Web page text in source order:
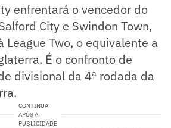
enfrentará o vencedor do
City e Swindon Town,
League Two, o equivalente a
É o confronto de
divisional da 4ª rodada da
CONTINUA
APÓS A
PUBLICIDADE